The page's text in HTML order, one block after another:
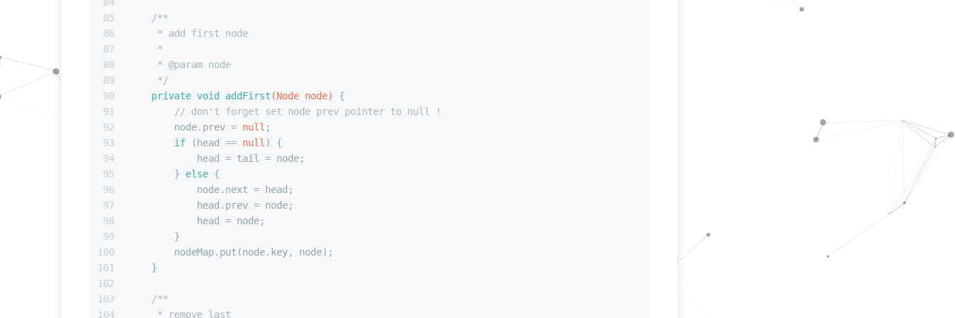
85
86
87
88
89
90
91
92
93
94
95
96
97
98
99
100
101
102
103
104
/**
     * add first node
     *
     *
@param node
     */
private void addFirst (Node node)
{
// don't forget set node prev pointer to null !
        node.prev =
null ;
if (head == null ) {
            head = tail = node;
        }
else {
            node.next = head;
            head.prev = node;
            head = node;
        }
        nodeMap.put(node.key, node);
    }
/**
     * remove last